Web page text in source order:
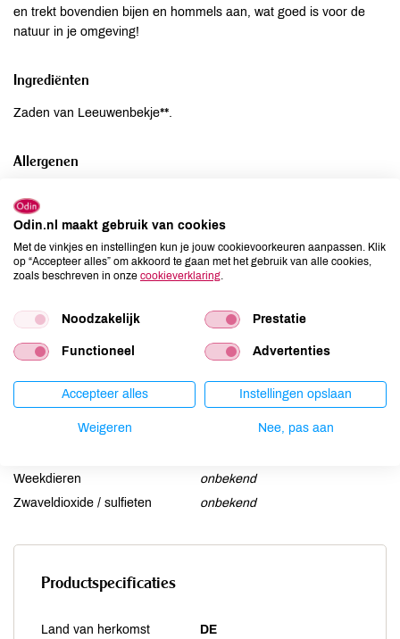
en trekt bovendien bijen en hommels aan, wat goed is voor de
natuur in je omgeving!
Ingrediënten
Zaden van Leeuwenbekje**.
Allergenen
Ei
onbekend
Gluten
onbekend
Lactose
onbekend
Mosterd
onbekend
Schaaldieren
onbekend
Selderij
onbekend
Sesam
onbekend
Weekdieren
onbekend
Zwaveldioxide / sulfieten
onbekend
Productspecificaties
Land van herkomst DE
Odin.nl maakt gebruik van cookies
Met de vinkjes en instellingen kun je jouw cookievoorkeuren aanpassen. Klik
op “Accepteer alles” om akkoord te gaan met het gebruik van alle cookies,
zoals beschreven in onze cookieverklaring
Noodzakelijk Prestatie
Functioneel Advertenties
Accepteer alles Instellingen opslaan
Weigeren Nee, pas aan